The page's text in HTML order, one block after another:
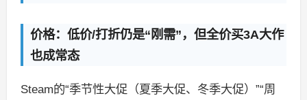
价格：低价/打折仍是“刚需”，但全价买3A大作
也成常态
Steam的“季节性大促（夏季大促、冬季大促）”“周